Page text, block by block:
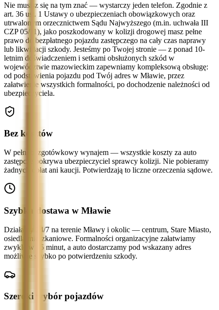
Nie musisz się na tym znać — wystarczy jeden telefon. Zgodnie z
art. 36 ust. 1 Ustawy o ubezpieczeniach obowiązkowych oraz
utrwalonym orzecznictwem Sądu Najwyższego (m.in. uchwała III
CZP 05/11), jako poszkodowany w kolizji drogowej masz pełne
prawo do bezpłatnego pojazdu zastępczego na cały czas naprawy
lub likwidacji szkody. Jesteśmy po Twojej stronie — z ponad 10-
letnim doświadczeniem i setkami obsłużonych szkód w
województwie mazowieckim zapewniamy kompleksową obsługę:
od podstawienia pojazdu pod Twój adres w Mławie, przez
załatwienie wszystkich formalności, po dochodzenie należności od
ubezpieczyciela.
Bez kosztów
W pełni bezgotówkowy wynajem — wszystkie koszty za auto
zastępcze pokrywa ubezpieczyciel sprawcy kolizji. Nie pobieramy
żadnych opłat ani kaucji. Potwierdzają to liczne orzeczenia sądowe.
Szybka dostawa w Mławie
Działamy 24/7 na terenie Mławy i okolic — centrum, Stare Miasto,
osiedla mieszkaniowe. Formalności organizacyjne załatwiamy
zwykle w 15 minut, a auto dostarczamy pod wskazany adres
możliwie szybko po potwierdzeniu szkody.
Szeroki wybór pojazdów